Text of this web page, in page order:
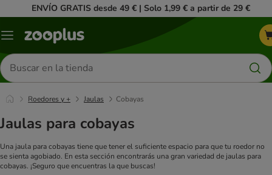
ENVÍO GRATIS desde 49 € | Solo 1,99 € a partir de 29 €
Menú
Buscar
productos
Roedores y + Jaulas Cobayas
Jaulas para cobayas
Una jaula para cobayas tiene que tener el suficiente espacio para que tu roedor no
se sienta agobiado. En esta sección encontrarás una gran variedad de jaulas para
cobayas. ¡Seguro que encuentras la que buscas!